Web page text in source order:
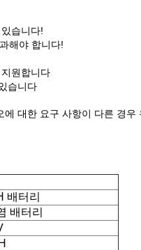
습니다!
해야 합니다!
원합니다
습니다
대한 요구 사항이 다른 경우
배터리
배터리